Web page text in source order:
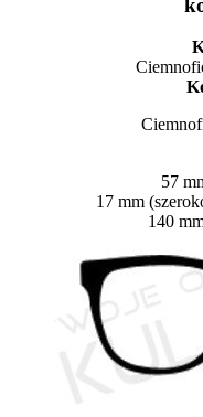
57
17 mm
140